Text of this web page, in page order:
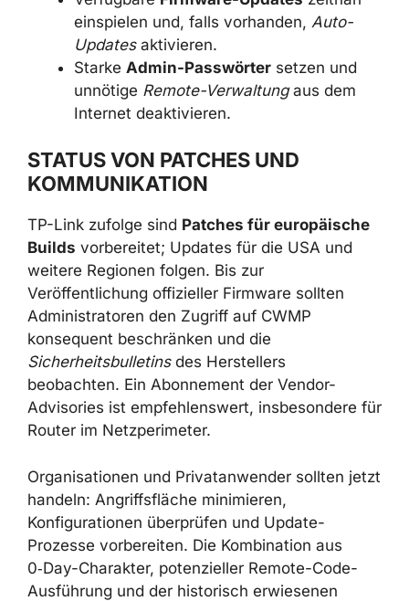
einspielen und, falls vorhanden, Auto-
Updatesaktivieren.
Starke Admin-Passwörter setzen und
unnötige Remote-Verwaltungaus dem
Internet deaktivieren.
STATUS VON PATCHES UND
KOMMUNIKATION
TP-Link zufolge sind Patches für europäische
Builds vorbereitet; Updates für die USA und
weitere Regionen folgen. Bis zur
Veröffentlichung offizieller Firmware sollten
Administratoren den Zugriff auf CWMP
konsequent beschränken und die
Sicherheitsbulletinsdes Herstellers
beobachten. Ein Abonnement der Vendor-
Advisories ist empfehlenswert, insbesondere für
Router im Netzperimeter.
Organisationen und Privatanwender sollten jetzt
handeln: Angriffsfläche minimieren,
Konfigurationen überprüfen und Update-
Prozesse vorbereiten. Die Kombination aus
0‑Day-Charakter, potenzieller Remote-Code-
Ausführung und der historisch erwiesenen